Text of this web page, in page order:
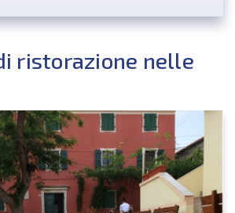
ristorazione nelle